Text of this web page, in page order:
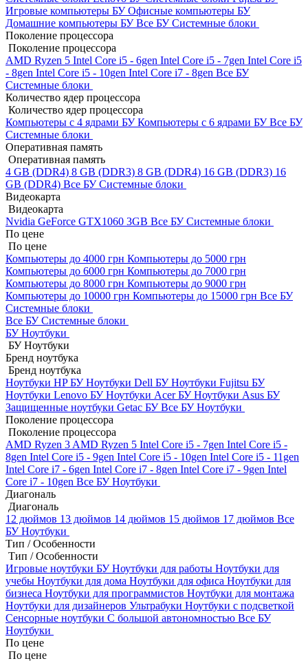
Игровые компьютеры БУОфисные компьютеры БУ
Домашние компьютеры БУВсе БУ Системные блоки
Поколение процессора
Поколение процессора
AMD Ryzen 5 Intel Core i5 - 6gen Intel Core i5 - 7gen Intel Core i5
- 8gen Intel Core i5 - 10gen Intel Core i7 - 8gen Все БУ
Системные блоки
Количество ядер процессора
Количество ядер процессора
Компьютеры с 4 ядрами БУКомпьютеры с 6 ядрами БУВсе БУ
Системные блоки
Оперативная память
Оперативная память
4 GB (DDR4) 8 GB (DDR3) 8 GB (DDR4) 16 GB (DDR3) 16
GB (DDR4) Все БУ Системные блоки
Видеокарта
Видеокарта
Nvidia GeForce GTX1060 3GB Все БУ Системные блоки
По цене
По цене
Компьютеры до 4000 грн Компьютеры до 5000 грн
Компьютеры до 6000 грн Компьютеры до 7000 грн
Компьютеры до 8000 грн Компьютеры до 9000 грн
Компьютеры до 10000 грн Компьютеры до 15000 грн Все БУ
Системные блоки
Все БУ Системные блоки
БУ Ноутбуки
БУ Ноутбуки
Бренд ноутбука
Бренд ноутбука
Ноутбуки HP БУНоутбуки Dell БУНоутбуки Fujitsu БУ
Ноутбуки Lenovo БУНоутбуки Acer БУНоутбуки Asus БУ
Защищенные ноутбуки Getac БУВсе БУ Ноутбуки
Поколение процессора
Поколение процессора
AMD Ryzen 3 AMD Ryzen 5 Intel Core i5 - 7gen Intel Core i5 -
8gen Intel Core i5 - 9gen Intel Core i5 - 10gen Intel Core i5 - 11gen
Intel Core i7 - 6gen Intel Core i7 - 8gen Intel Core i7 - 9gen Intel
Core i7 - 10gen Все БУ Ноутбуки
Диагональ
Диагональ
12 дюймов 13 дюймов 14 дюймов 15 дюймов 17 дюймов Все
БУ Ноутбуки
Тип / Особенности
Тип / Особенности
Игровые ноутбуки БУНоутбуки для работы Ноутбуки для
учебы Ноутбуки для дома Ноутбуки для офиса Ноутбуки для
бизнеса Ноутбуки для программистов Ноутбуки для монтажа
Ноутбуки для дизайнеров Ультрабуки Ноутбуки с подсветкой
Сенсорные ноутбуки С большой автономностью Все БУ
Ноутбуки
По цене
По цене